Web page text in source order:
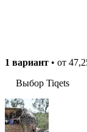
1 вариант • от
Выбор Tiqets